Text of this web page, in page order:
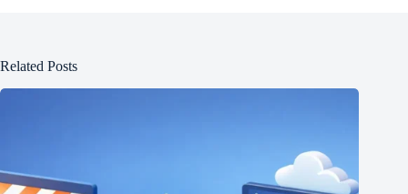
Related Posts